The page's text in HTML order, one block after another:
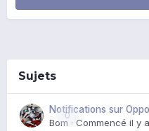
Sujets
0
Notifications sur Oppo
Bom · Commencé il y